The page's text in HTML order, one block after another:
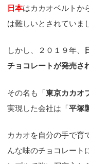
日本はカカオベルトか
は難しいとされていま
しかし、２０１９年、
チョコレートが発売さ
その名も「東京カカオ
実現した会社は「平塚
カカオを自分の手で育
んな味のチョコレート